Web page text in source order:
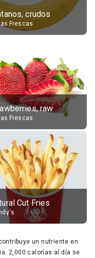
crudos
Frescas
raw
Frescas
Cut Fries
un nutriente en
2,000 calorías al día se